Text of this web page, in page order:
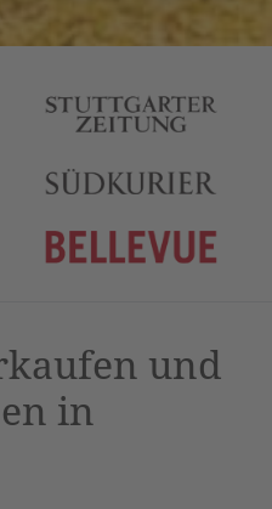
und
in